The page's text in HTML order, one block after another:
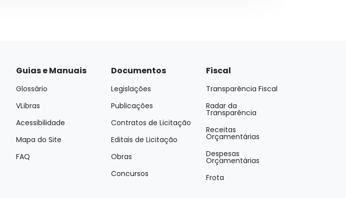
Guias e Manuais
Glossário
VLibras
Acessibilidade
Mapa do Site
FAQ
Documentos
Legislações
Publicações
Contratos de Licitação
Editais de Licitação
Obras
Concursos
Fiscal
Transparência Fiscal
Radar da
Transparência
Receitas
Orçamentárias
Despesas
Orçamentárias
Frota